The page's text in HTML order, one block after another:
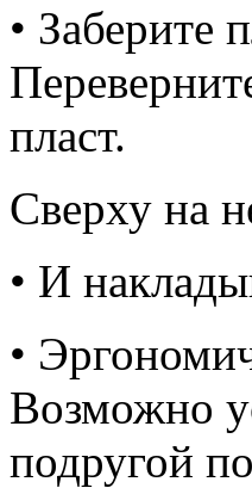
• Заберите
пласт.
Сверху на
• И
•
Возможно
подругой